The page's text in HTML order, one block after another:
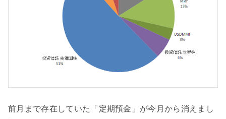
前月まで存在していた「定期預金」が今月から消えまし